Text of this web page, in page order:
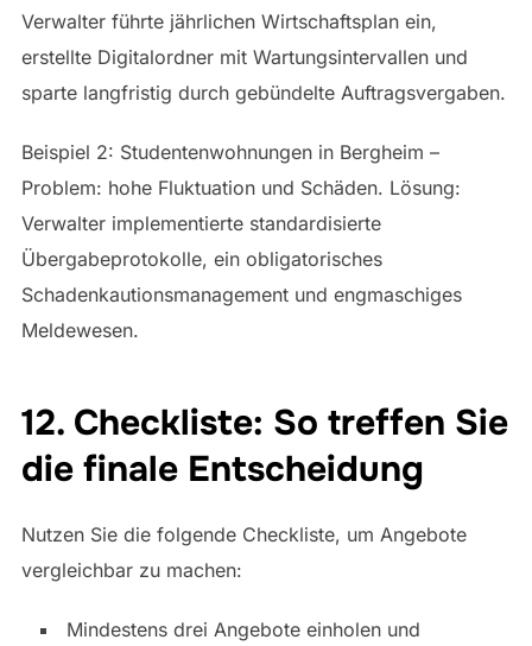
Verwalter führte jährlichen Wirtschaftsplan ein,
erstellte Digitalordner mit Wartungsintervallen und
sparte langfristig durch gebündelte Auftragsvergaben.
Beispiel 2: Studentenwohnungen in Bergheim –
Problem: hohe Fluktuation und Schäden. Lösung:
Verwalter implementierte standardisierte
Übergabeprotokolle, ein obligatorisches
Schadenkautionsmanagement und engmaschiges
Meldewesen.
12. Checkliste: So treffen Sie
die finale Entscheidung
Nutzen Sie die folgende Checkliste, um Angebote
vergleichbar zu machen:
Mindestens drei Angebote einholen und